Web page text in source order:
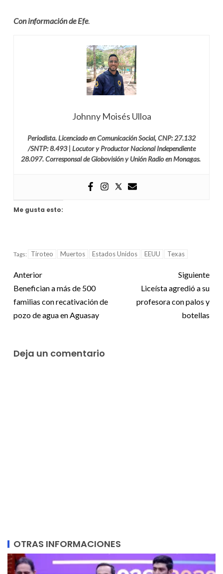
Con información de Efe.
Johnny Moisés Ulloa
Periodista. Licenciado en Comunicación Social, CNP: 27.132
/SNTP: 8.493 | Locutor y Productor Nacional Independiente
28.097. Corresponsal de Globovisión y Unión Radio en Monagas.
Me gusta esto:
Tags: Tiroteo Muertos Estados Unidos EEUU Texas
Anterior
Benefician a más de 500
familias con recativación de
pozo de agua en Aguasay
Siguiente
Liceísta agredió a su
profesora con palos y
botellas
Deja un comentario
OTRAS INFORMACIONES